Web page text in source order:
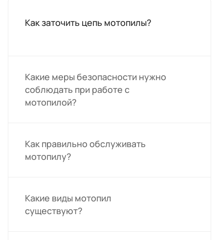
Как заточить цепь мотопилы?
Какие меры безопасности нужно
соблюдать при работе с
мотопилой?
Как правильно обслуживать
мотопилу?
Какие виды мотопил
существуют?